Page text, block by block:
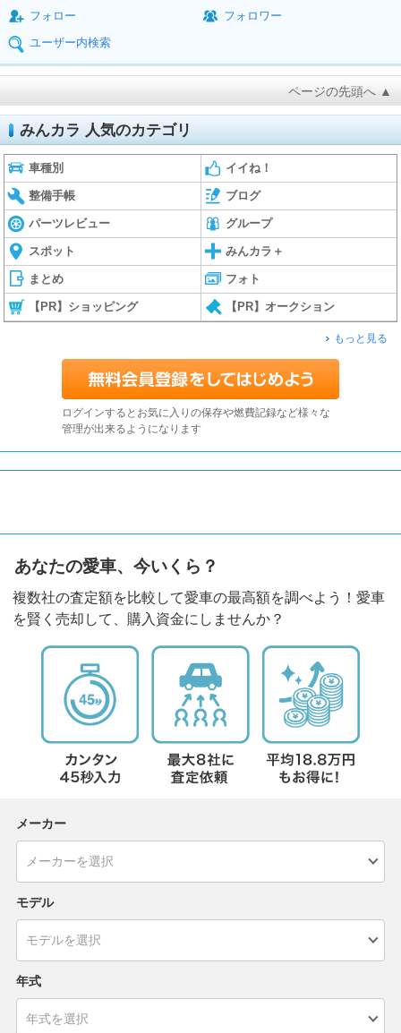
フォロー
フォロワー
ユーザー内検索
ページの先頭へ ▲
みんカラ 人気のカテゴリ
車種別 イイね！
整備手帳 ブログ
パーツレビュー グループ
スポット みんカラ＋
まとめ フォト
【PR】ショッピング 【PR】オークション
もっと見る
ログインするとお気に入りの保存や燃費記録など様々な
管理が出来るようになります
あなたの愛車、今いくら？
複数社の査定額を比較して愛車の最高額を調べよう！愛車
を賢く売却して、購入資金にしませんか？
メーカー
モデル
年式